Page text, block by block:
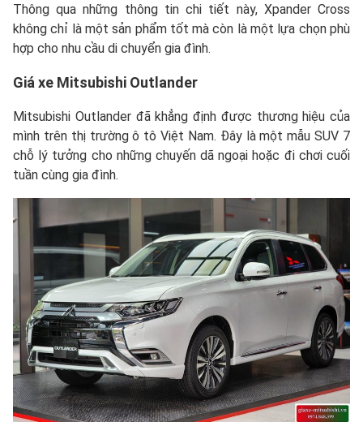
Thông qua những thông tin chi tiết này, Xpander Cross
không chỉ là một sản phẩm tốt mà còn là một lựa chọn phù
hợp cho nhu cầu di chuyển gia đình.
Giá xe Mitsubishi Outlander
Mitsubishi Outlander đã khẳng định được thương hiệu của
mình trên thị trường ô tô Việt Nam. Đây là một mẫu SUV 7
chỗ lý tưởng cho những chuyến dã ngoại hoặc đi chơi cuối
tuần cùng gia đình.